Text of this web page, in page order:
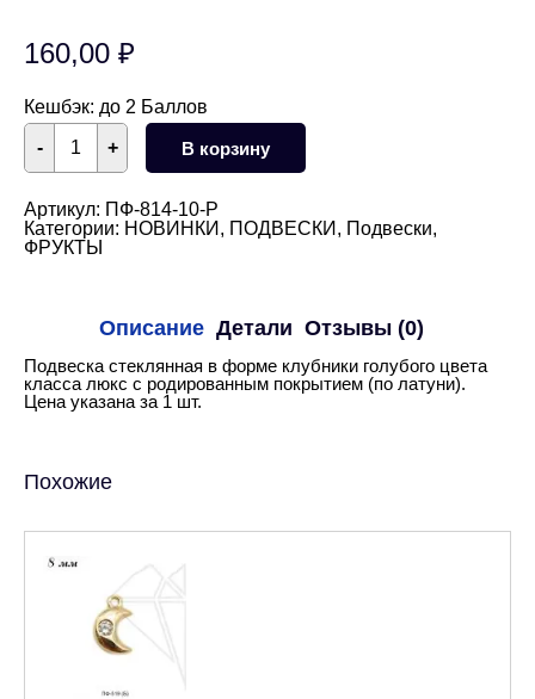
160,00 ₽
Кешбэк: до 2 Баллов
+
Количество
товара
Подвеска
голубая
24
- В корзину
Артикул: ПФ-814-10-Р
Категории: НОВИНКИ , ПОДВЕСКИ , Подвески,
ФРУКТЫ
Описание Детали Отзывы (0)
Подвеска стеклянная в форме клубники голубого цвета
класса люкс с родированным покрытием (по латуни).
Цена указана за 1 шт.
Похожие